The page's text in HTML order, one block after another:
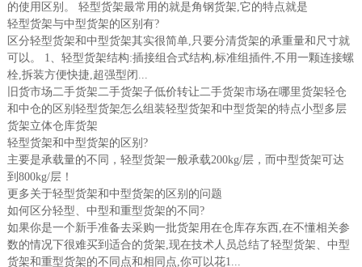
的使用区别。 轻型货架最常用的就是角钢货架,它的特点就是
轻型货架与中型货架的区别有?
区分轻型货架和中型货架其实很简单,只要分清货架的承重量和尺寸就
可以。 1、轻型货架结构:插接组合式结构,标准组插件,不用一颗连接螺
栓,拆装方便快捷,超强型闭...
旧货市场二手货架二手货架子低价转让二手货架市场在哪里货架轻仓
和中仓的区别轻型货架怎么组装轻型货架和中型货架的特点小型多层
货架立体仓库货架
轻型货架和中型货架的区别?
主要是承载量的不同，轻型货架一般承载200kg/层，而中型货架可达
到800kg/层！
更多关于轻型货架和中型货架的区别的问题
如何区分轻型、中型和重型货架的不同?
如果你是一个新手准备去采购一批货架用在仓库存东西,在不懂相关参
数的情况下很难买到适合的货架,现在技术人员总结了轻型货架、中型
货架和重型货架的不同点和相同点,你可以花1...